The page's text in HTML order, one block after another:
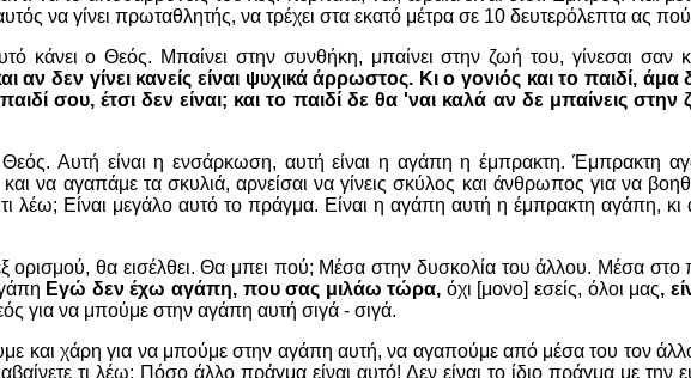
να γίνει πρωταθλητής, να τρέχει στα εκατό μέτρα σε 10 δευτερόλεπτα ας
κάνει ο Θεός. Μπαίνει στην συνθήκη, μπαίνει στην ζωή του, γίνεσαι σαν
δεν γίνει κανείς είναι ψυχικά άρρωστος. Κι ο γονιός και το παιδί, άμα
σου, έτσι δεν είναι; και το παιδί δε θα 'ναι καλά αν δε μπαίνεις
Θεός. Αυτή είναι η ενσάρκωση, αυτή είναι η αγάπη η έμπρακτη. Έμπρακτη
και να αγαπάμε τα σκυλιά, αρνείσαι να γίνεις σκύλος και άνθρωπος για να
λέω; Είναι μεγάλο αυτό το πράγμα. Είναι η αγάπη αυτή η έμπρακτη αγάπη,
ορισμού, θα εισέλθει. Θα μπει πού; Μέσα στην δυσκολία του άλλου. Μέσα
Εγώ δεν έχω αγάπη, που σας μιλάω τώρα, όχι [μονο] εσείς, όλοι μας,
για να μπούμε στην αγάπη αυτή σιγά - σιγά.
και χάρη για να μπούμε στην αγάπη αυτή, να αγαπούμε από μέσα του τον
τι λέω; Πόσο άλλο πράγμα είναι αυτό! Δεν είναι το ίδιο πράγμα με την